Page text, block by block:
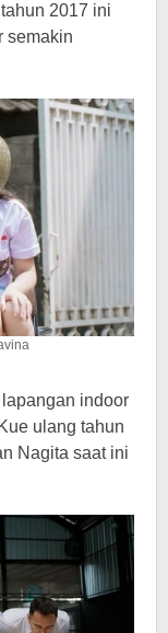
2017 ini
semakin
indoor
ulang tahun
Nagita saat ini